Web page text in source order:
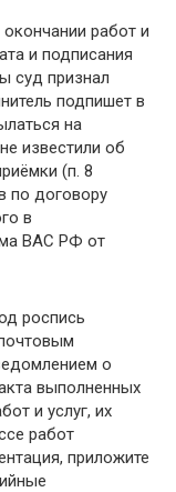
работ и
и подписания
суд признал
подпишет в
на
известили об
(п. 8
по договору
в
ВАС РФ от
роспись
о
выполненных
и услуг, их
работ
приложите